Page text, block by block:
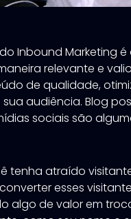
Inbound Marketing
relevante e
de qualidade,
audiência. Blog
sociais são
tenha atraído
esses
algo de valor em